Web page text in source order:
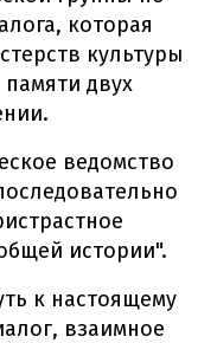
которая
культуры
двух
ведомство
истории".
к настоящему
взаимное